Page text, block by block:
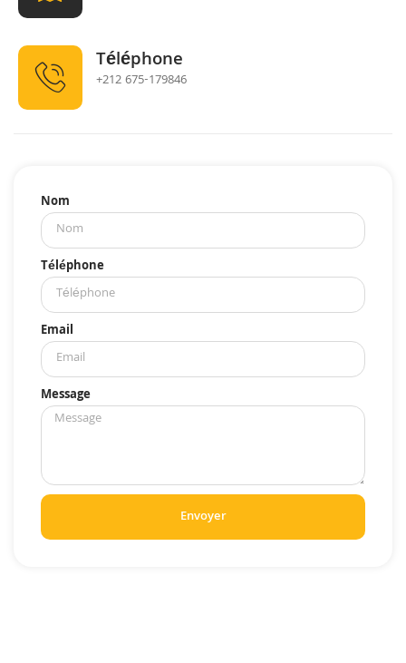
Téléphone
+212 675-179846
Nom
Téléphone
Email
Message
Envoyer